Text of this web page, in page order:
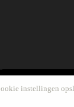
instellingen